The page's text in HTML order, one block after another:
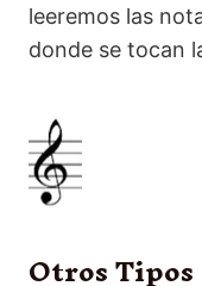
leeremos las
donde se tocan
Otros Tipos